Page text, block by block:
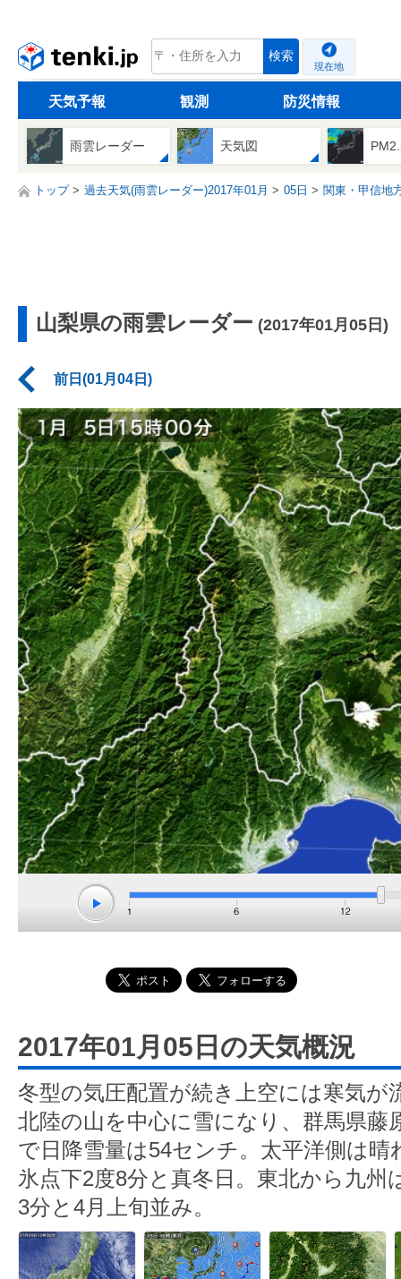
tenki.jp 検索
現在地
天気予報 観測 防災情報
雨雲レーダー 天気図
トップ 過去天気(雨雲レーダー)2017年01月 05日 関東・甲信地
山梨県の雨雲レーダー (2017年01月05日)
前日(01月04日)
2017年01月05日の天気概況
冬型の気圧配置が続き上空には寒気が
北陸の山を中心に雪になり、群馬県藤
で日降雪量は54センチ。太平洋側は晴
氷点下2度8分と真冬日。東北から九州
3分と4月上旬並み。